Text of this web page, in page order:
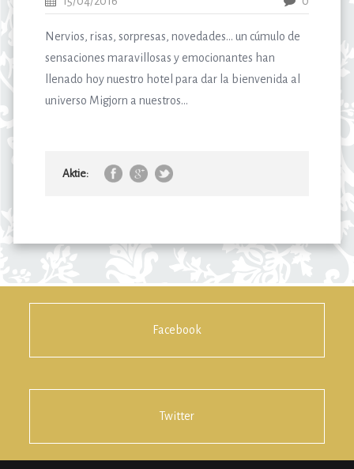
Nervios, risas, sorpresas, novedades… un cúmulo de
sensaciones maravillosas y emocionantes han
llenado hoy nuestro hotel para dar la bienvenida al
universo Migjorn a nuestros...
Aktie:
Facebook
Twitter